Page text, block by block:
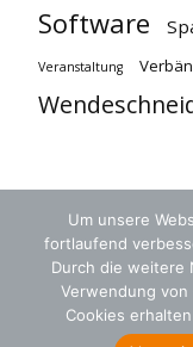
Software
Veranstaltung
AGB
Um unsere
fortlaufend
Durch die weitere
Verwendung von
Cookies